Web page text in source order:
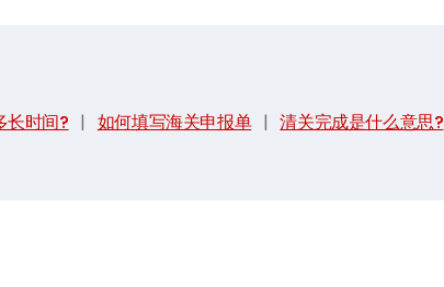
长时间? | 如何填写海关申报单|清关完成是什么意思?